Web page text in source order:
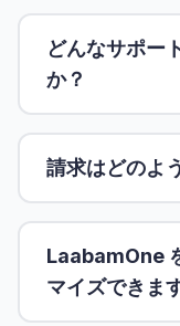
どんなサポー
か？
請求はどのよ
LaabamOne
マイズできま